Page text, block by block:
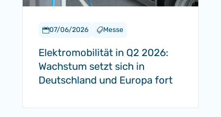
07/06/2026 Messe
Elektromobilität in Q2 2026:
Wachstum setzt sich in
Deutschland und Europa fort